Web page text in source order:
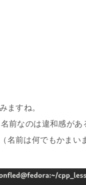
ますね。
前なのは違和感が
名前は何でもかまい